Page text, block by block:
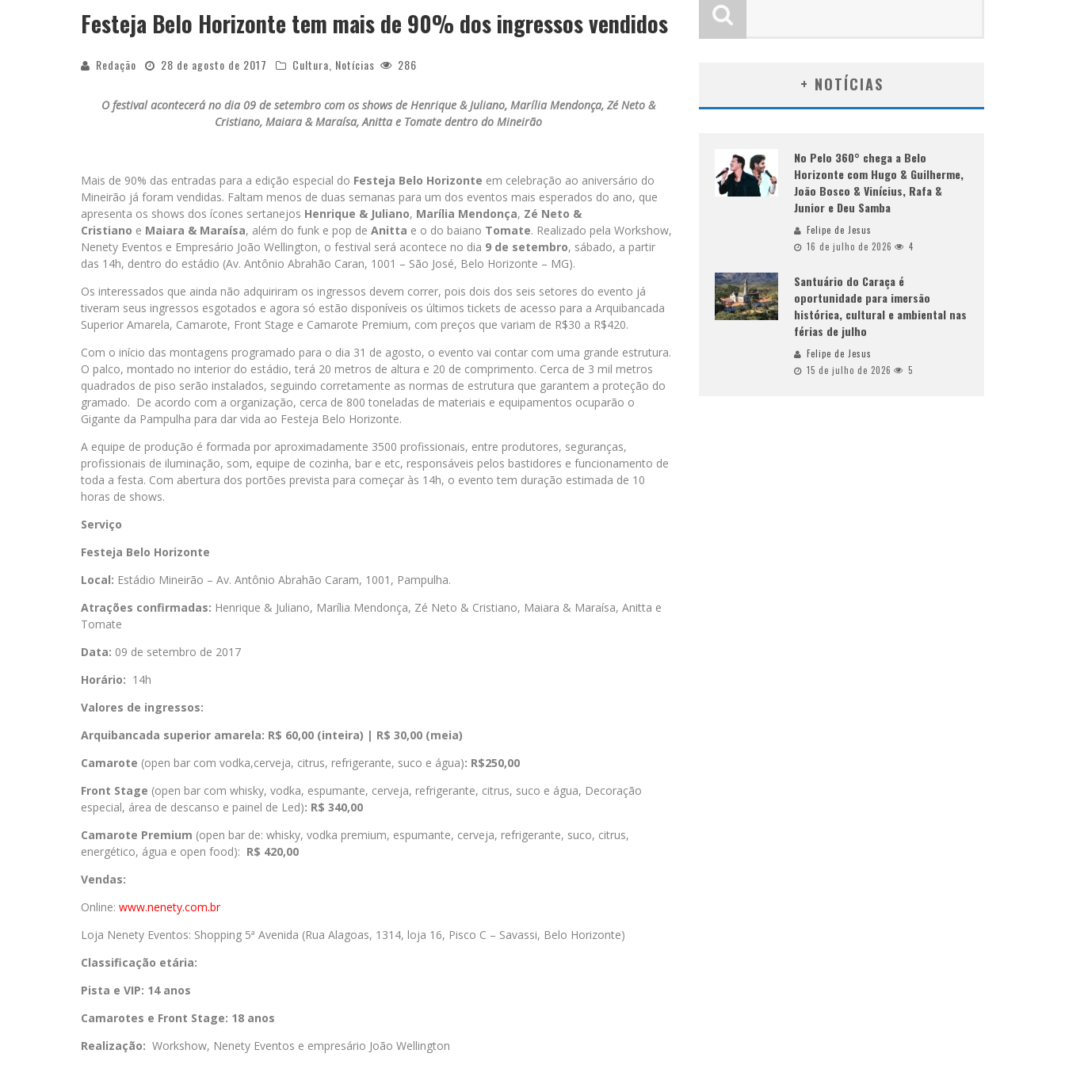
S
UCESSO ABSOLUTO: EXPOSETE 2026 ULTRAPASSA A MARCA DE 25 MIL INGRESSOS VENDIDOS EM APENAS UMA SEMANA
Festeja Belo Horizonte tem mais de 90% dos ingressos vendidos
Redação 28 de agosto de 2017 Cultura Notícias 286
O festival acontecerá no dia 09 de setembro com os shows de Henrique & Juliano, Marília Mendonça, Zé Neto &
Cristiano, Maiara & Maraísa, Anitta e Tomate dentro do Mineirão
Mais de 90% das entradas para a edição especial do Festeja Belo Horizonte em celebração ao aniversário do
Mineirão já foram vendidas. Faltam menos de duas semanas para um dos eventos mais esperados do ano, que
apresenta os shows dos ícones sertanejos Henrique & Juliano, Marília Mendonça, Zé Neto &
Cristiano e Maiara & Maraísa, além do funk e pop de Anitta e o do baiano Tomate. Realizado pela Workshow,
Nenety Eventos e Empresário João Wellington, o festival será acontece no dia 9 de setembro, sábado, a partir
das 14h, dentro do estádio (Av. Antônio Abrahão Caran, 1001 – São José, Belo Horizonte – MG).
Os interessados que ainda não adquiriram os ingressos devem correr, pois dois dos seis setores do evento já
tiveram seus ingressos esgotados e agora só estão disponíveis os últimos tickets de acesso para a Arquibancada
Superior Amarela, Camarote, Front Stage e Camarote Premium, com preços que variam de R$30 a R$420.
Com o início das montagens programado para o dia 31 de agosto, o evento vai contar com uma grande estrutura.
O palco, montado no interior do estádio, terá 20 metros de altura e 20 de comprimento. Cerca de 3 mil metros
quadrados de piso serão instalados, seguindo corretamente as normas de estrutura que garantem a proteção do
gramado. De acordo com a organização, cerca de 800 toneladas de materiais e equipamentos ocuparão o
Gigante da Pampulha para dar vida ao Festeja Belo Horizonte.
A equipe de produção é formada por aproximadamente 3500 profissionais, entre produtores, seguranças,
profissionais de iluminação, som, equipe de cozinha, bar e etc, responsáveis pelos bastidores e funcionamento de
toda a festa. Com abertura dos portões prevista para começar às 14h, o evento tem duração estimada de 10
horas de shows.
Serviço
Festeja Belo Horizonte
Local: Estádio Mineirão – Av. Antônio Abrahão Caram, 1001, Pampulha.
Atrações confirmadas: Henrique & Juliano, Marília Mendonça, Zé Neto & Cristiano, Maiara & Maraísa, Anitta e
Tomate
Data: 09 de setembro de 2017
Horário: 14h
Valores de ingressos:
Arquibancada superior amarela: R$ 60,00 (inteira) | R$ 30,00 (meia)
Camarote (open bar com vodka,cerveja, citrus, refrigerante, suco e água): R$250,00
Front Stage (open bar com whisky, vodka, espumante, cerveja, refrigerante, citrus, suco e água, Decoração
especial, área de descanso e painel de Led): R$ 340,00
Camarote Premium (open bar de: whisky, vodka premium, espumante, cerveja, refrigerante, suco, citrus,
energético, água e open food): R$ 420,00
Vendas:
Online: www.nenety.com.br
Loja Nenety Eventos: Shopping 5ª Avenida (Rua Alagoas, 1314, loja 16, Pisco C – Savassi, Belo Horizonte)
Classificação etária:
Pista e VIP: 14 anos
Camarotes e Front Stage: 18 anos
Realização: Workshow, Nenety Eventos e empresário João Wellington
+ NOTÍCIAS
No Pelo 360° chega a Belo
Horizonte com Hugo & Guilherme,
João Bosco & Vinícius, Rafa &
Junior e Deu Samba
Felipe de Jesus
16 de julho de 2026
4
Santuário do Caraça é
oportunidade para imersão
histórica, cultural e ambiental nas
férias de julho
Felipe de Jesus
15 de julho de 2026
5